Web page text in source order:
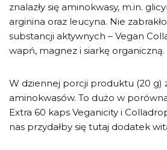
znalazły się aminokwasy, m.in.
arginina oraz leucyna. Nie
substancji aktywnych – Vegan
wapń, magnez i siarkę organiczną.
W dziennej porcji produktu (20 g)
aminokwasów. To dużo w
Extra 60 kaps Veganicity i
nas przydałby się tutaj dodatek